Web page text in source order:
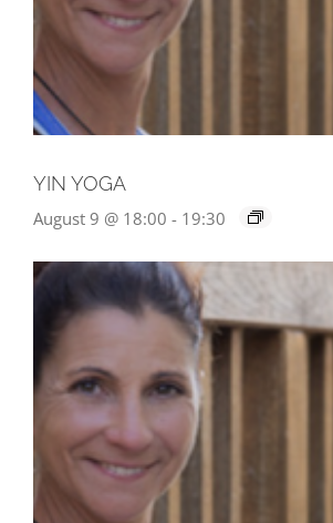
YIN YOGA
August 9 @ 18:00 - 19:30